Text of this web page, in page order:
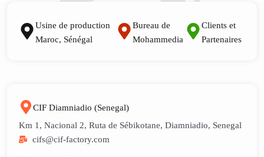
Usine de production
Maroc, Sénégal
Bureau de
Mohammedia
Clients et
Partenaires
CIF Diamniadio (Senegal)
Km 1, Nacional 2, Ruta de Sébikotane, Diamniadio, Senegal
cifs@cif-factory.com